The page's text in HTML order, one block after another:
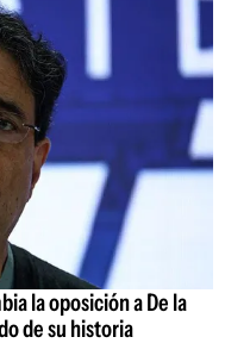
la oposición a De la
de su historia